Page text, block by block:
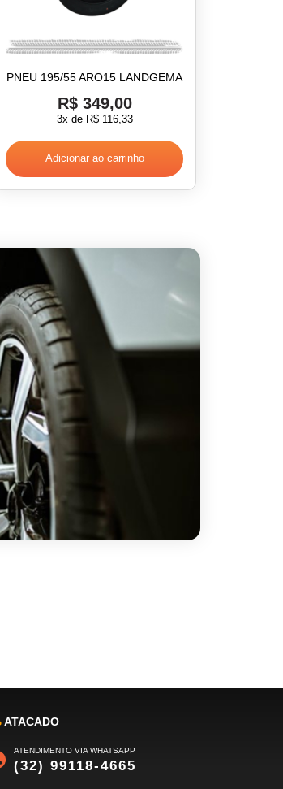
PNEU 195/55 ARO15 LANDGEMA
R$349,00
3x de R$116,33
Adicionar ao carrinho
ATACADO
ATENDIMENTO VIA WHATSAPP
(32) 99118-4665